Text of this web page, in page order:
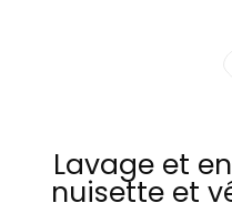
Lavage et
nuisette et